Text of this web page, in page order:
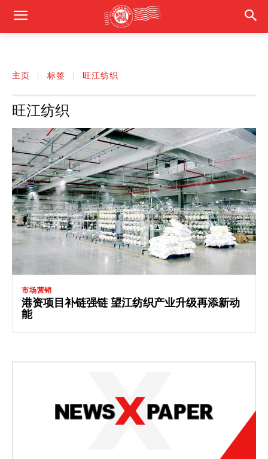
主页 标签 旺江纺织
旺江纺织
市场营销
港资项目补链强链 望江纺织产业升级再添新动
能